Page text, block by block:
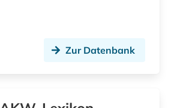
geowissenschaften (4)
Zur Datenbank